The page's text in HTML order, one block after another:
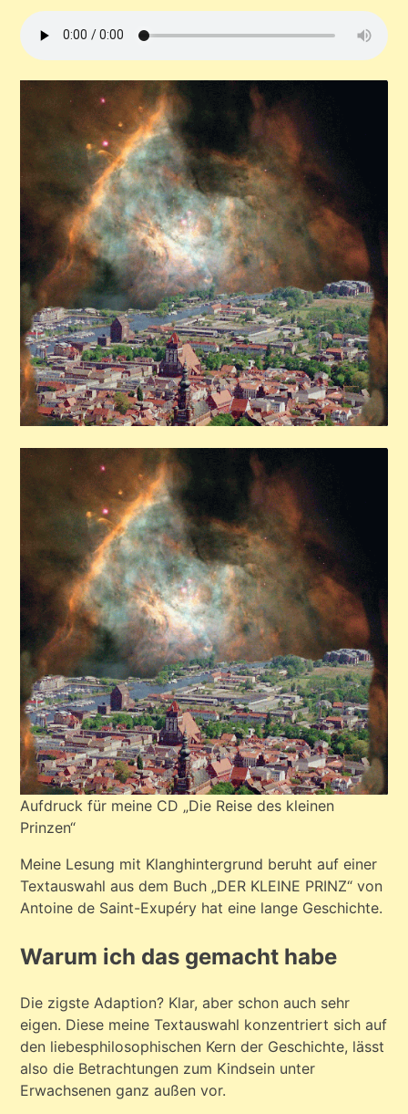
Aufdruck für meine CD „Die Reise des kleinen
Prinzen“
Meine Lesung mit Klanghintergrund beruht auf einer
Textauswahl aus dem Buch „DER KLEINE PRINZ“ von
Antoine de Saint-Exupéry hat eine lange Geschichte.
Warum ich das gemacht habe
Die zigste Adaption? Klar, aber schon auch sehr
eigen. Diese meine Textauswahl konzentriert sich auf
den liebesphilosophischen Kern der Geschichte, lässt
also die Betrachtungen zum Kindsein unter
Erwachsenen ganz außen vor.